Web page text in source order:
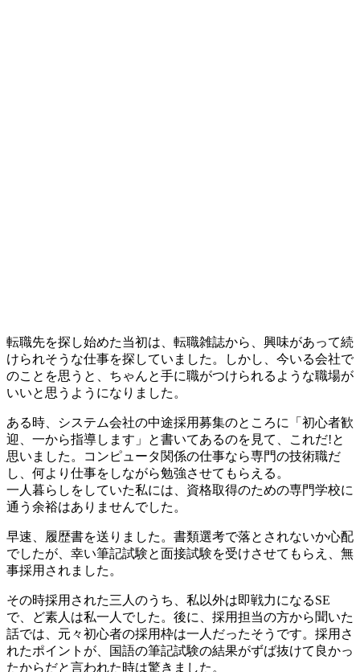
転職先を探し始めた当初は、転職雑誌から、興味があって続
けられそうな仕事を探していました。しかし、今いる会社で
のことを思うと、ちゃんと手に職がつけられるような職場が
いいと思うようになりました。
ある時、システム会社の中途採用募集のところに「 初心者歓
迎、一から指導します 」と書いてあるのを見て、これだ!と
思いました。コンピュータ関係の仕事なら専門の技術職だ
し、何より仕事をしながら勉強させてもらえる。
一人暮らしをしていた私には、資格取得のための専門学校に
通う余裕はありませんでした。
早速、履歴書を送りました。書類選考で落とされないか心配
でしたが、幸い筆記試験と面接試験を受けさせてもらえ、無
事採用されました。
その時採用された三人のうち、私以外は即戦力になるSE
で、
ど素人は私一人でした。後に、採用担当の方から聞いた
話では、元々初心者の採用枠は一人だったそうです。採用さ
れたポイントが、国語の筆記試験の結果がずば抜けて良かっ
たからだと言われた時は驚きました。